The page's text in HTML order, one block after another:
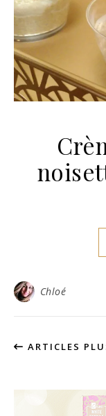
Chloé
ARTICLES